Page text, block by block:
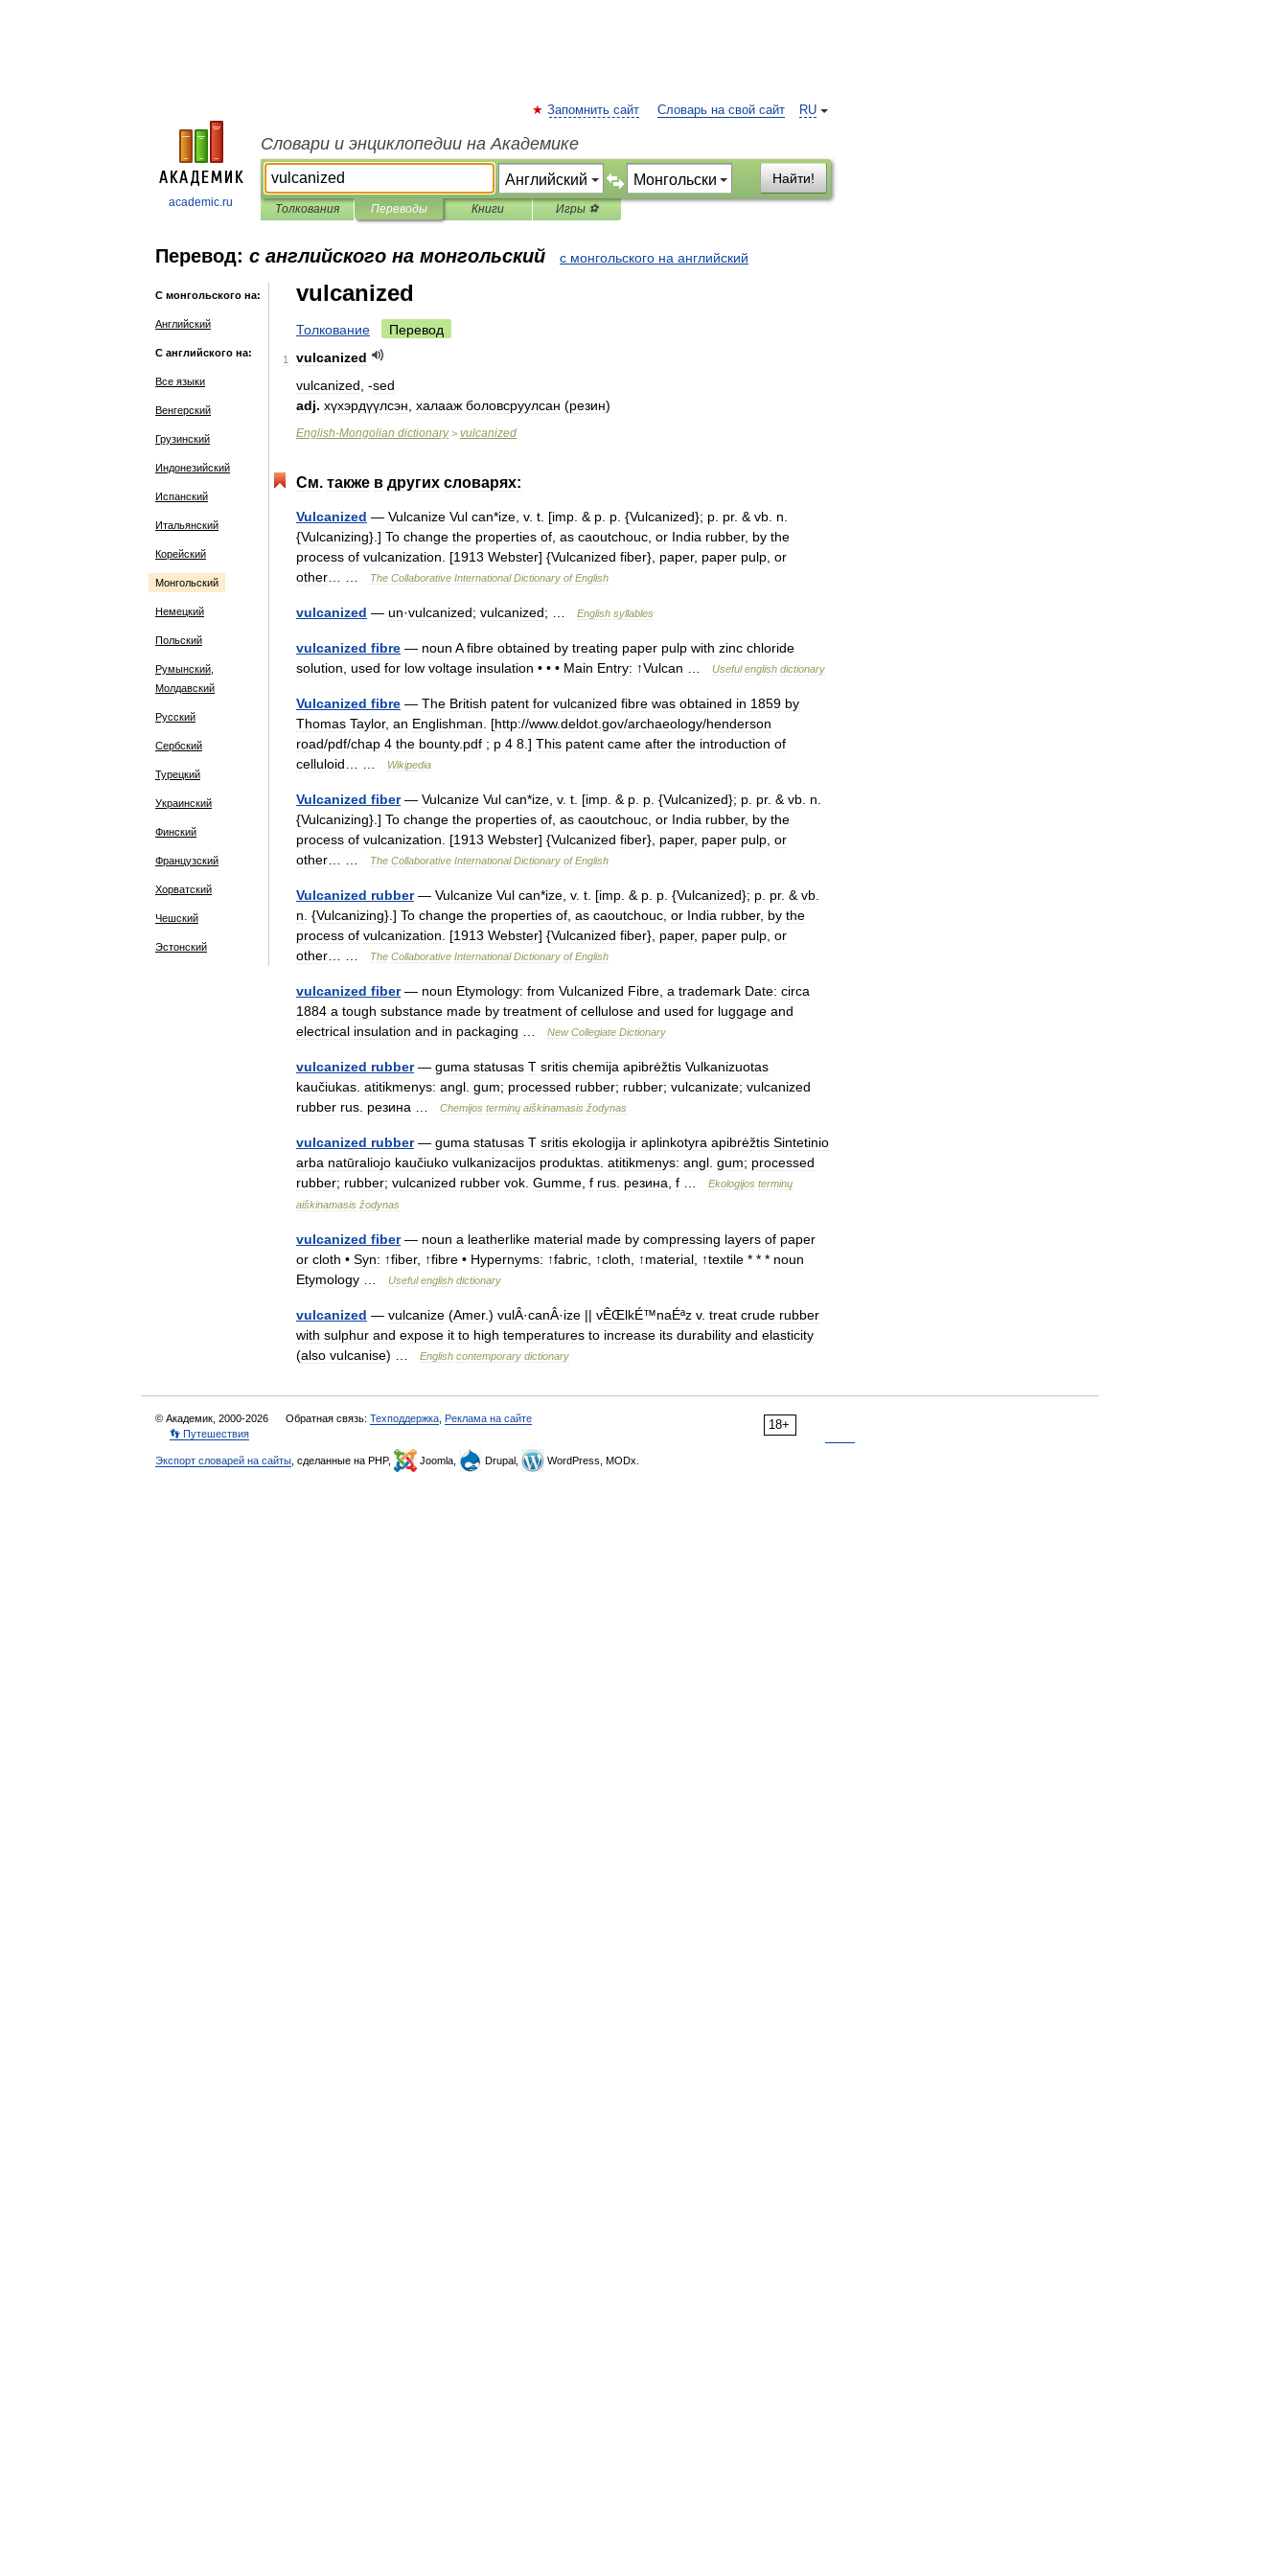
academic.ru
RU
Запомнить сайт Словарь на свой сайт
Словари и энциклопедии на Академике
Найти!
Толкования Переводы Книги Игры ⚽
Перевод: с английского на монгольский с монгольского на английский
С монгольского на:
Английский
С английского на:
Все языки
Венгерский
Грузинский
Индонезийский
Испанский
Итальянский
Корейский
Монгольский
Немецкий
Польский
Румынский,
Молдавский
Русский
Сербский
Турецкий
Украинский
Финский
Французский
Хорватский
Чешский
Эстонский
vulcanized
Толкование Перевод
1
vulcanized
vulcanized , -sed
adj. хүхэрдүүлсэн халааж боловсруулсан (резин)
English-Mongolian dictionary> vulcanized
См. также в других словарях:
Vulcanized — Vulcanize Vul can*ize v. t . [imp . & p p . {Vulcanized}; p pr. & vb n
{Vulcanizing}.] To change the properties of as caoutchouc or India rubber, by the
process of vulcanization . [1913 Webster] {Vulcanized fiber}, paper, paper pulp or
other
The Collaborative International Dictionary of English
vulcanized — un·vulcanized; vulcanized; … English syllables
vulcanized fibre — noun A fibre obtained by treating paper pulp with zinc chloride
solution used for low voltage insulation • • • Main Entry: ↑Vulcan Useful english dictionary
Vulcanized fibre — The British patent for vulcanized fibre was obtained in 1859 by
Thomas Taylor, an Englishman . [http://www.deldot gov/archaeology/henderson
road/pdf/chap 4 the bounty. pdf ; p 4 8 .] This patent came after the introduction of
celluloid
Wikipedia
Vulcanized fiber— Vulcanize Vul can*ize v. t . [imp . & p p . {Vulcanized}; p pr. & vb n
{Vulcanizing}.] To change the properties of as caoutchouc or India rubber, by the
process of vulcanization . [1913 Webster] {Vulcanized fiber}, paper, paper pulp or
other
The Collaborative International Dictionary of English
Vulcanized rubber— Vulcanize Vul can*ize v. t . [imp . & p p . {Vulcanized}; p pr. & vb
n . {Vulcanizing}.] To change the properties of as caoutchouc or India rubber, by the
process of vulcanization . [1913 Webster] {Vulcanized fiber}, paper, paper pulp or
other
The Collaborative International Dictionary of English
vulcanized fiber— noun Etymology: from Vulcanized Fibre a trademark Date: circa
1884 a tough substance made by treatment of cellulose and used for luggage and
electrical insulation and in packaging New Collegiate Dictionary
vulcanized rubber— guma statusas T sritis chemija apibrėžtis Vulkanizuotas
kaučiukas atitikmenys: angl gum; processed rubber; rubber; vulcanizate; vulcanized
rubber rus резина Chemijos terminų aiškinamasis žodynas
vulcanized rubber— guma statusas T sritis ekologija ir aplinkotyra apibrėžtis Sintetinio
arba natūraliojo kaučiuko vulkanizacijos produktas atitikmenys: angl gum; processed
rubber; rubber; vulcanized rubber vok Gumme f rus резина f Ekologijos terminų
aiškinamasis žodynas
vulcanized fiber— noun a leatherlike material made by compressing layers of paper
or cloth • Syn: ↑fiber, ↑fibre • Hypernyms: ↑fabric , ↑cloth , ↑material , ↑textile * * * noun
Etymology
Useful english dictionary
vulcanized — vulcanize (Amer.) vulÂ·canÂ·ize || vÊŒlkÉ™naÉªz v. treat crude rubber
with sulphur and expose it to high temperatures to increase its durability and elasticity
(also vulcanise) … English contemporary dictionary
18+
© Академик, 2000-2026 Обратная связь: Техподдержка Реклама на сайте
👣 Путешествия
Экспорт словарей на сайты , сделанные на PHP, Joomla, Drupal, WordPress, MODx.